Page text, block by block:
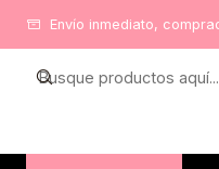
Envío inmediato,